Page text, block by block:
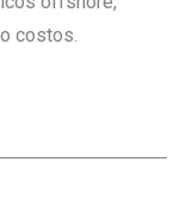
costos.